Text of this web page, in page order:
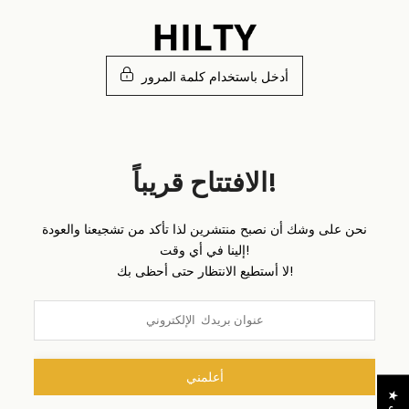
أدخل باستخدام كلمة المرور
الافتتاح قريباً!
نحن على وشك أن نصبح منتشرين لذا تأكد من تشجيعنا والعودة
إلينا في أي وقت!
لا أستطيع الانتظار حتى أحظى بك!
أعلمني
★
ا
ل
م
ر
ا
ج
ع
ا